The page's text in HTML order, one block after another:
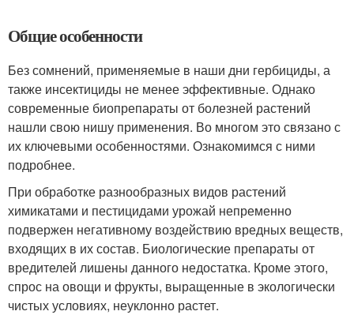
Общие особенности
Без сомнений, применяемые в наши дни гербициды, а
также инсектициды не менее эффективные. Однако
современные биопрепараты от болезней растений
нашли свою нишу применения. Во многом это связано с
их ключевыми особенностями. Ознакомимся с ними
подробнее.
При обработке разнообразных видов растений
химикатами и пестицидами урожай непременно
подвержен негативному воздействию вредных веществ,
входящих в их состав. Биологические препараты от
вредителей лишены данного недостатка. Кроме этого,
спрос на овощи и фрукты, выращенные в экологически
чистых условиях, неуклонно растет.